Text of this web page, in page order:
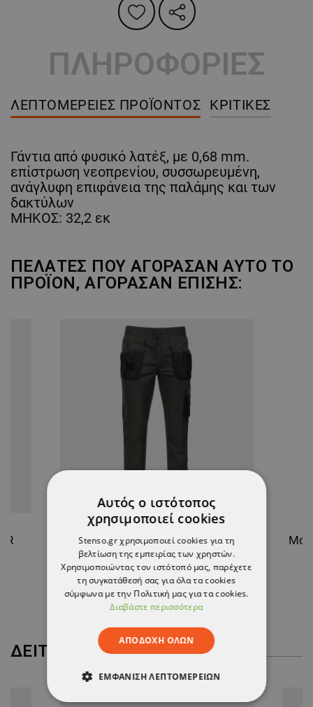
ΠΛΗΡΟΦΟΡΙΕΣ
ΛΕΠΤΟΜΈΡΕΙΕΣ ΠΡΟΪΌΝΤΟΣ ΚΡΙΤΙΚΈΣ
Γάντια από φυσικό λατέξ, με 0,68 mm.
επίστρωση νεοπρενίου, συσσωρευμένη,
ανάγλυφη επιφάνεια της παλάμης και των
δακτύλων
ΜΗΚΟΣ: 32,2 εκ
ΠΕΛΆΤΕΣ ΠΟΥ ΑΓΌΡΑΣΑΝ ΑΥΤΌ ΤΟ
ΠΡΟΪΌΝ, ΑΓΌΡΑΣΑΝ ΕΠΊΣΗΣ:
30,63 €
-15%
26,03 €
ΔΕΊΤΕ ΠΕΡΙΣΣΌΤΕΡΑ
Αυτός ο ιστότοπος
χρησιμοποιεί cookies
Stenso.gr χρησιμοποιεί cookies για τη
βελτίωση της εμπειρίας των χρηστών.
Χρησιμοποιώντας τον ιστότοπό μας, παρέχετε
τη συγκατάθεσή σας για όλα τα cookies
σύμφωνα με την Πολιτική μας για τα cookies.
Διαβάστε περισσότερα
ΑΠΟΔΟΧΉ ΌΛΩΝ
ΕΜΦΆΝΙΣΗ ΛΕΠΤΟΜΕΡΕΙΏΝ